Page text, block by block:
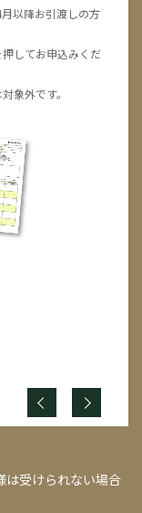
以降お引渡しの方
してお申込みくだ
象外です。
は受けられない場合